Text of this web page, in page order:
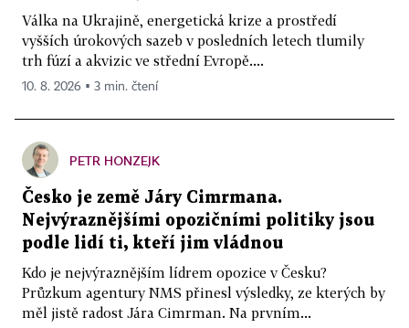
Válka na Ukrajině, energetická krize a prostředí
vyšších úrokových sazeb v posledních letech tlumily
trh fúzí a akvizic ve střední Evropě....
10. 8. 2026 ▪ 3 min. čtení
PETR HONZEJK
Česko je země Járy Cimrmana.
Nejvýraznějšími opozičními politiky jsou
podle lidí ti, kteří jim vládnou
Kdo je nejvýraznějším lídrem opozice v Česku?
Průzkum agentury NMS přinesl výsledky, ze kterých by
měl jistě radost Jára Cimrman. Na prvním...